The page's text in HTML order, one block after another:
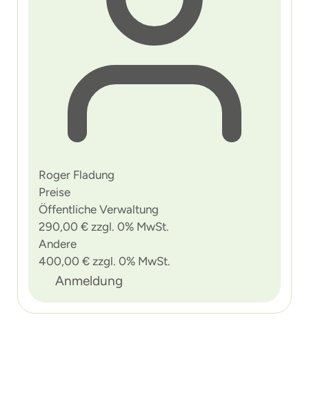
Roger Fladung
Preise
Öffentliche Verwaltung
290,00 € zzgl. 0% MwSt.
Andere
400,00 € zzgl. 0% MwSt.
Anmeldung